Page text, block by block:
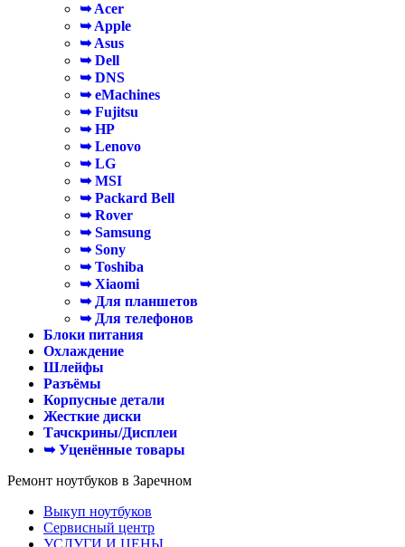
➥ Acer
➥ Apple
➥ Asus
➥ Dell
➥ DNS
➥ eMachines
➥ Fujitsu
➥ HP
➥ Lenovo
➥ LG
➥ MSI
➥ Packard Bell
➥ Rover
➥ Samsung
➥ Sony
➥ Toshiba
➥ Xiaomi
➥ Для планшетов
➥ Для телефонов
Блоки питания
Охлаждение
Шлейфы
Разъёмы
Корпусные детали
Жесткие диски
Тачскрины/Дисплеи
➥ Уценённые товары
Ремонт ноутбуков в Заречном
Выкуп ноутбуков
Сервисный центр
УСЛУГИ И ЦЕНЫ